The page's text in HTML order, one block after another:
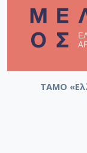
ΤΑΜΟ